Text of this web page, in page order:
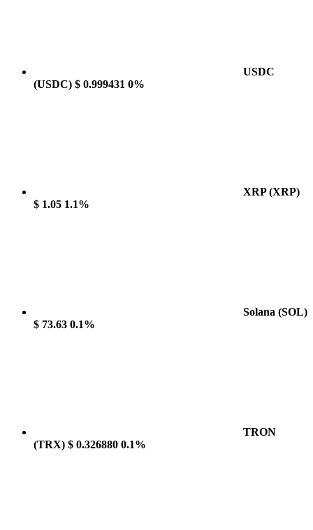
USDC
(USDC) $ 0.999431 0%
XRP(XRP)
$ 1.05 1.1%
Solana (SOL)
$ 73.63 0.1%
TRON
(TRX) $ 0.326880 0.1%